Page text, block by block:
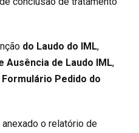
do Laudo do IML,
Ausência de Laudo IML,
Formulário Pedido do
o relatório de